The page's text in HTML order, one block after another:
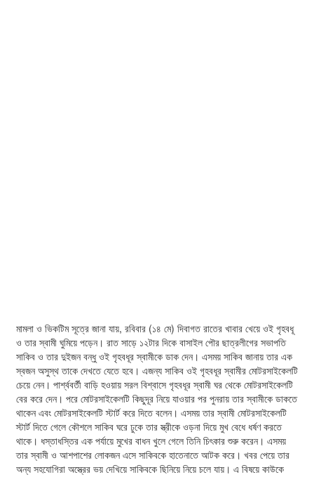
মামলা ও ভিকটিম সূত্রে জানা যায়, রবিবার (১৪ মে) দিবাগত রাতের খাবার খেয়ে ওই গৃহবধূ
ও তার স্বামী ঘুমিয়ে পড়েন। রাত সাড়ে ১২টার দিকে বাসাইল পৌর ছাত্রলীগের সভাপতি
সাকিব ও তার দুইজন বন্ধু ওই গৃহবধূর স্বামীকে ডাক দেন। এসময় সাকিব জানায় তার এক
স্বজন অসুস্থ তাকে দেখতে যেতে হবে। এজন্য সাকিব ওই গৃহবধূর স্বামীর মোটরসাইকেলটি
চেয়ে নেন। পার্শ্ববর্তী বাড়ি হওয়ায় সরল বিশ্বাসে গৃহবধূর স্বামী ঘর থেকে মোটরসাইকেলটি
বের করে দেন। পরে মোটরসাইকেলটি কিছুদূর নিয়ে যাওয়ার পর পুনরায় তার স্বামীকে ডাকতে
থাকেন এবং মোটরসাইকেলটি স্টার্ট করে দিতে বলেন। এসময় তার স্বামী মোটরসাইকেলটি
স্টার্ট দিতে গেলে কৌশলে সাকিব ঘরে ঢুকে তার স্ত্রীকে ওড়না দিয়ে মুখ বেধে ধর্ষণ করতে
থাকে। ধস্তাধস্তির এক পর্যায়ে মুখের বাধন খুলে গেলে তিনি চিৎকার শুরু করেন। এসময়
তার স্বামী ও আশপাশের লোকজন এসে সাকিবকে হাতেনাতে আটক করে। খবর পেয়ে তার
অন্য সহযোগিরা অস্ত্রের ভয় দেখিয়ে সাকিবকে ছিনিয়ে নিয়ে চলে যায়। এ বিষয়ে কাউকে